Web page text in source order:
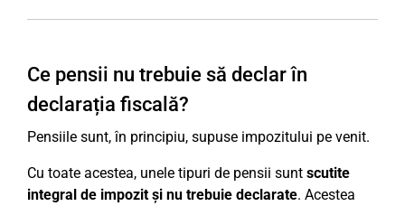
Ce pensii nu trebuie să declar în
declarația fiscală?
Pensiile sunt, în principiu, supuse impozitului pe venit.
Cu toate acestea, unele tipuri de pensii sunt scutite
integral de impozit și nu trebuie declarate. Acestea